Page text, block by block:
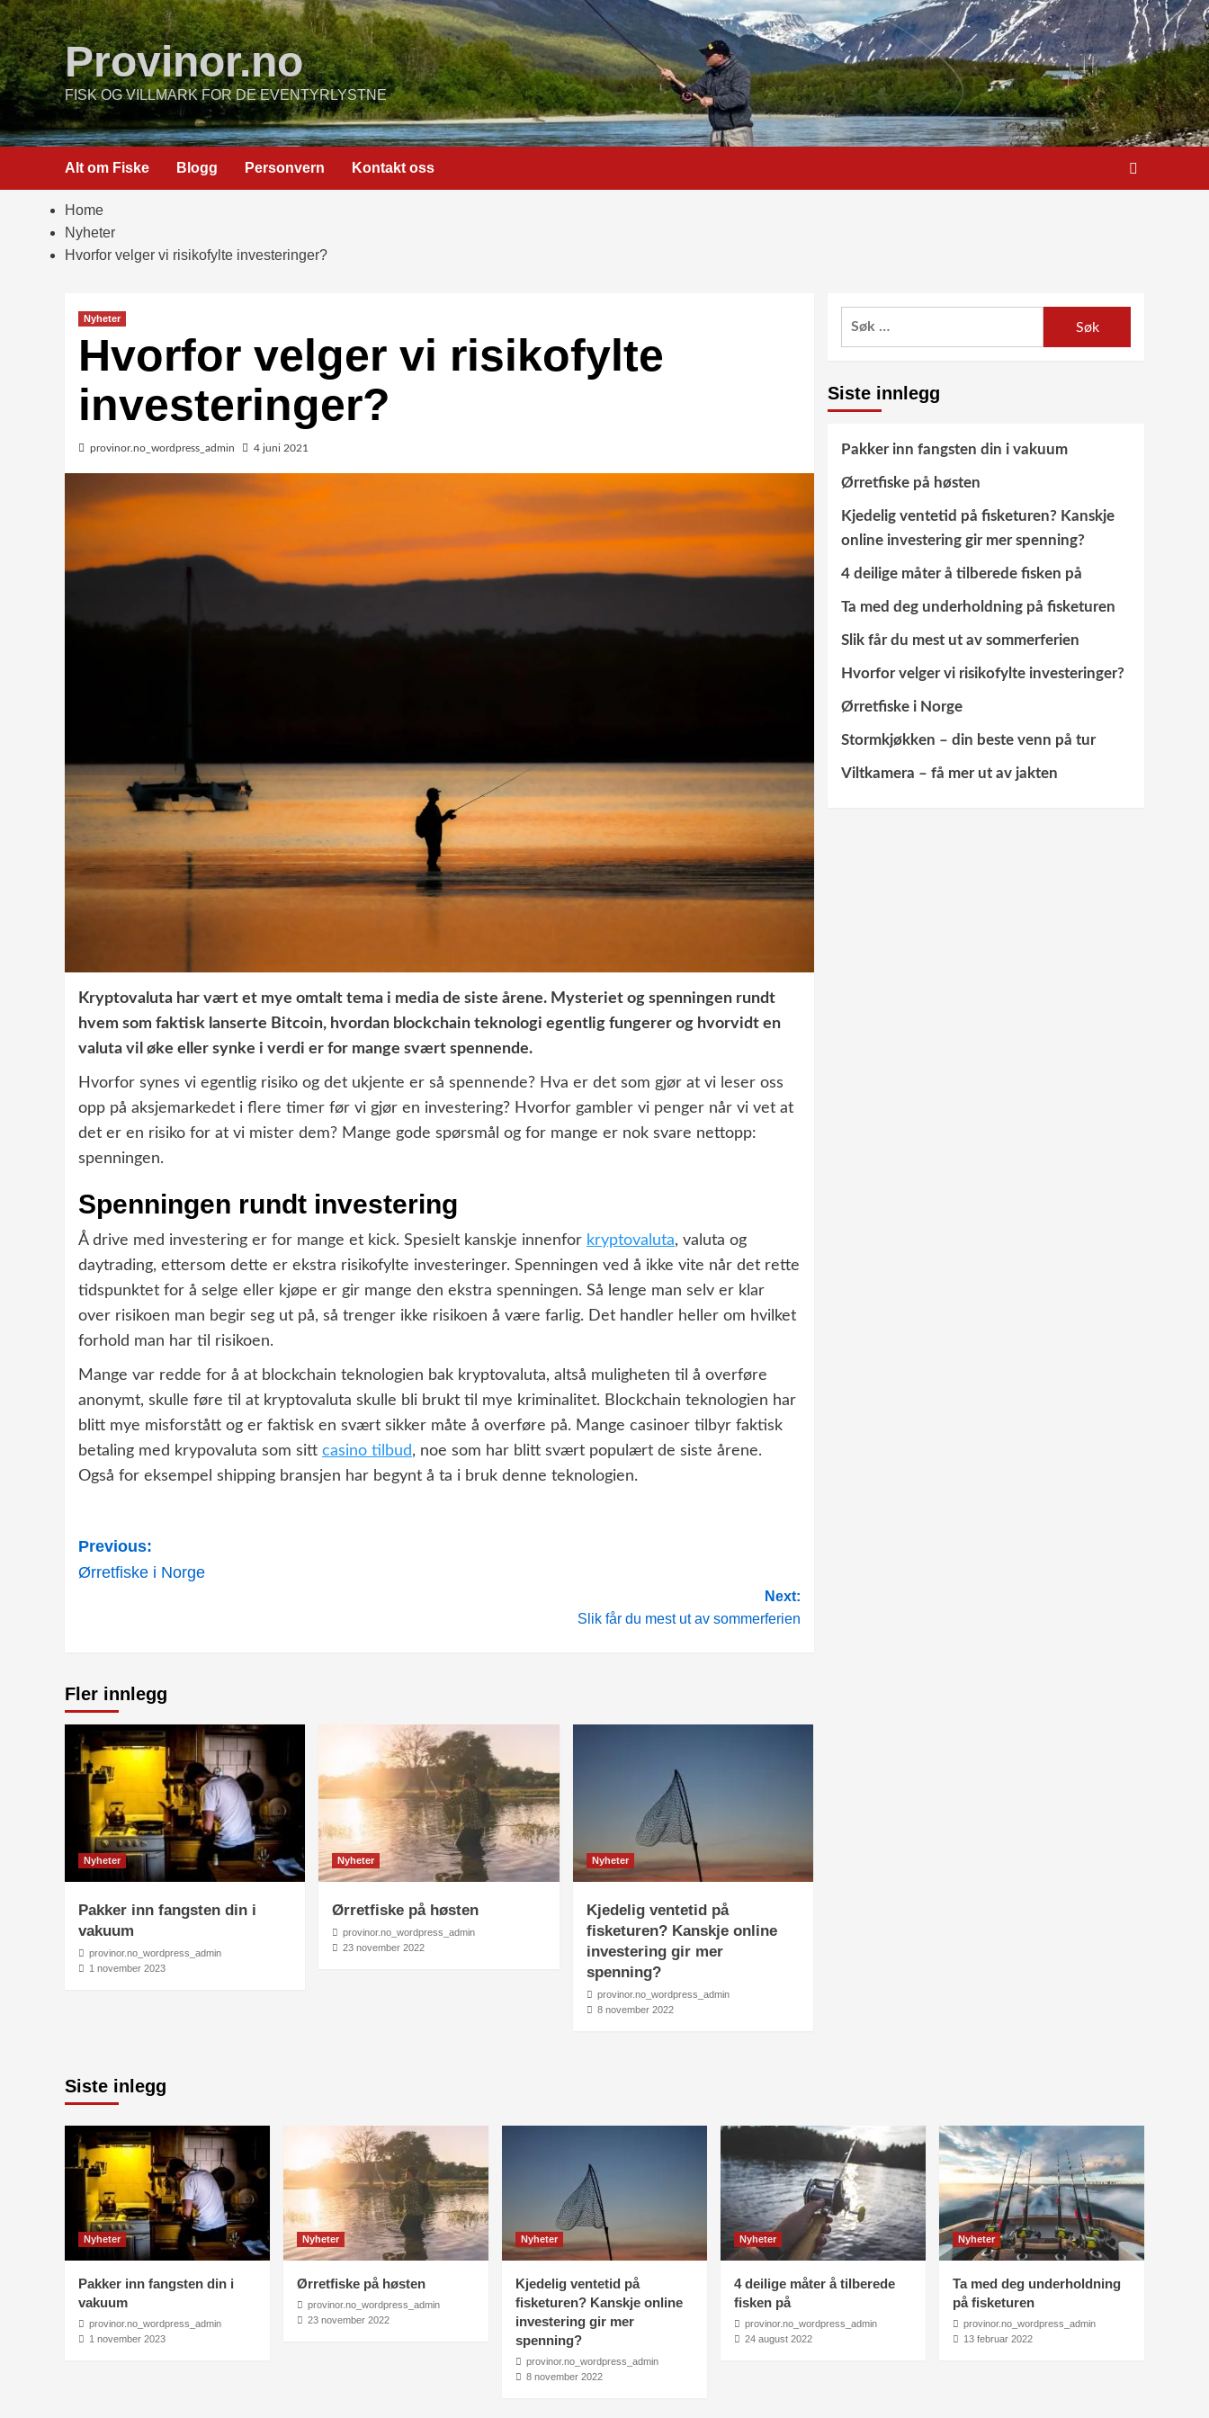
Skip
to
content
Provinor.no
FISK OG VILLMARK FOR DE EVENTYRLYSTNE
Alt om Fiske Blogg Personvern Kontakt oss
Home
Nyheter
Hvorfor velger vi risikofylte investeringer?
Nyheter
Hvorfor velger vi risikofylte
investeringer?
provinor.no_wordpress_admin 4 juni 2021
Kryptovaluta har vært et mye omtalt tema i media de siste årene. Mysteriet og spenningen rundt
hvem som faktisk lanserte Bitcoin, hvordan blockchain teknologi egentlig fungerer og hvorvidt en
valuta vil øke eller synke i verdi er for mange svært spennende.
Hvorfor synes vi egentlig risiko og det ukjente er så spennende? Hva er det som gjør at vi leser oss
opp på aksjemarkedet i flere timer før vi gjør en investering? Hvorfor gambler vi penger når vi vet at
det er en risiko for at vi mister dem? Mange gode spørsmål og for mange er nok svare nettopp:
spenningen.
Spenningen rundt investering
Å drive med investering er for mange et kick. Spesielt kanskje innenfor kryptovaluta, valuta og
daytrading, ettersom dette er ekstra risikofylte investeringer. Spenningen ved å ikke vite når det rette
tidspunktet for å selge eller kjøpe er gir mange den ekstra spenningen. Så lenge man selv er klar
over risikoen man begir seg ut på, så trenger ikke risikoen å være farlig. Det handler heller om hvilket
forhold man har til risikoen.
Mange var redde for å at blockchain teknologien bak kryptovaluta, altså muligheten til å overføre
anonymt, skulle føre til at kryptovaluta skulle bli brukt til mye kriminalitet. Blockchain teknologien har
blitt mye misforstått og er faktisk en svært sikker måte å overføre på. Mange casinoer tilbyr faktisk
betaling med krypovaluta som sitt casino tilbud, noe som har blitt svært populært de siste årene.
Også for eksempel shipping bransjen har begynt å ta i bruk denne teknologien.
Post
navigation
Previous:
Ørretfiske i Norge
Next:
Slik får du mest ut av sommerferien
Fler innlegg
Nyheter
Pakker inn fangsten din i
vakuum
provinor.no_wordpress_admin
1 november 2023
Nyheter
Ørretfiske på høsten
provinor.no_wordpress_admin
23 november 2022
Nyheter
Kjedelig ventetid på
fisketuren? Kanskje online
investering gir mer
spenning?
provinor.no_wordpress_admin
8 november 2022
Siste innlegg
Pakker inn fangsten din i vakuum
Ørretfiske på høsten
Kjedelig ventetid på fisketuren? Kanskje
online investering gir mer spenning?
4 deilige måter å tilberede fisken på
Ta med deg underholdning på fisketuren
Slik får du mest ut av sommerferien
Hvorfor velger vi risikofylte investeringer?
Ørretfiske i Norge
Stormkjøkken – din beste venn på tur
Viltkamera – få mer ut av jakten
Siste inlegg
Nyheter
Pakker inn fangsten din i
vakuum
provinor.no_wordpress_admin
1 november 2023
Nyheter
Ørretfiske på høsten
provinor.no_wordpress_admin
23 november 2022
Nyheter
Kjedelig ventetid på
fisketuren? Kanskje online
investering gir mer
spenning?
provinor.no_wordpress_admin
8 november 2022
Nyheter
4 deilige måter å tilberede
fisken på
provinor.no_wordpress_admin
24 august 2022
Nyheter
Ta med deg underholdning
på fisketuren
provinor.no_wordpress_admin
13 februar 2022